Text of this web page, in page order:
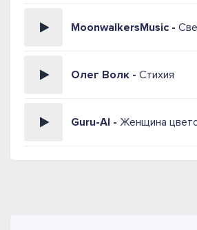
MoonwalkersMusic -
Олег Волк - Стихия
Guru-AI - Женщина